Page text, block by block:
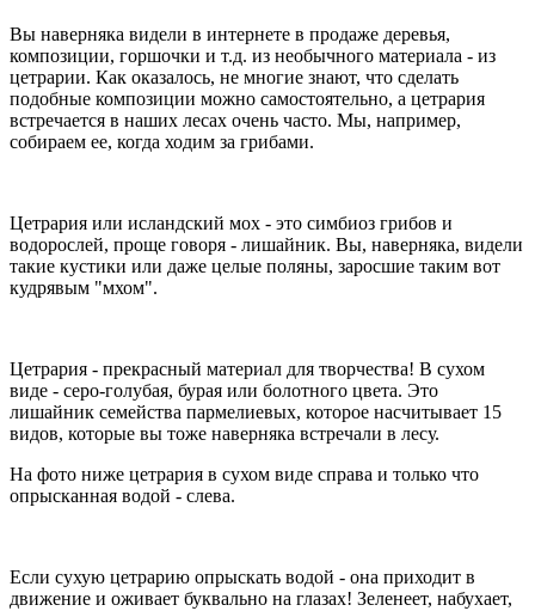
Вы наверняка видели в интернете в продаже деревья,
композиции, горшочки и т.д. из необычного материала - из
цетрарии. Как оказалось, не многие знают, что сделать
подобные композиции можно самостоятельно, а цетрария
встречается в наших лесах очень часто. Мы, например,
собираем ее, когда ходим за грибами.
Цетрария или исландский мох - это симбиоз грибов и
водорослей, проще говоря - лишайник. Вы, наверняка, видели
такие кустики или даже целые поляны, заросшие таким вот
кудрявым "мхом".
Цетрария - прекрасный материал для творчества! В сухом
виде - серо-голубая, бурая или болотного цвета. Это
лишайник семейства пармелиевых, которое насчитывает 15
видов, которые вы тоже наверняка встречали в лесу.
На фото ниже цетрария в сухом виде справа и только что
опрысканная водой - слева.
Если сухую цетрарию опрыскать водой - она приходит в
движение и оживает буквально на глазах! Зеленеет, набухает,